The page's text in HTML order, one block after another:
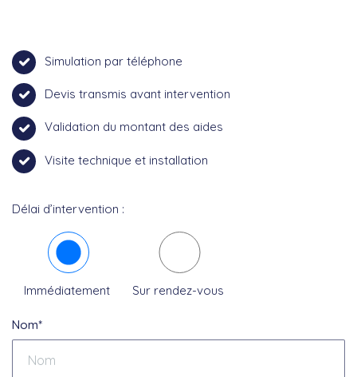
Simulation par téléphone
Devis transmis avant intervention
Validation du montant des aides
Visite technique et installation
Délai d’intervention :
Immédiatement Sur rendez-vous
Nom*